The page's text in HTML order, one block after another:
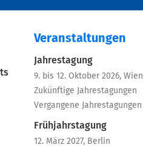
Veranstaltungen
Jahrestagung
9. bis 12. Oktober 2026, Wien
Zukünftige Jahrestagungen
Vergangene Jahrestagungen
Frühjahrstagung
12. März 2027, Berlin